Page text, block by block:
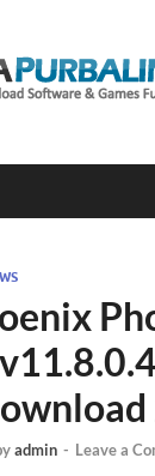
admin - Leave a